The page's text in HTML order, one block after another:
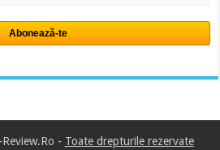
- Toate drepturile rezervate